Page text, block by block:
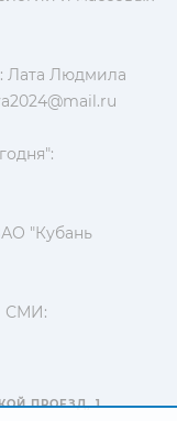
Лата Людмила
"Кубань
СМИ:
ПРОЕЗД, 1